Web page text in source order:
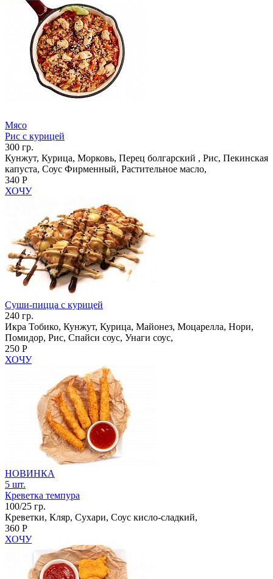
Мясо
Рис с курицей
300 гр.
Кунжут, Курица, Морковь, Перец болгарский , Рис, Пекинская
капуста, Соус Фирменный, Растительное масло,
340 Р
ХОЧУ
Суши-пицца с курицей
240 гр.
Икра Тобико, Кунжут, Курица, Майонез, Моцарелла, Нори,
Помидор, Рис, Спайси соус, Унаги соус,
250 Р
ХОЧУ
НОВИНКА
5 шт.
Креветка темпура
100/25 гр.
Креветки, Кляр, Сухари, Соус кисло-сладкий,
360 Р
ХОЧУ